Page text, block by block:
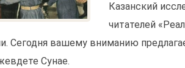
Казанский
читателей
Сегодня вашему вниманию
Сунае.